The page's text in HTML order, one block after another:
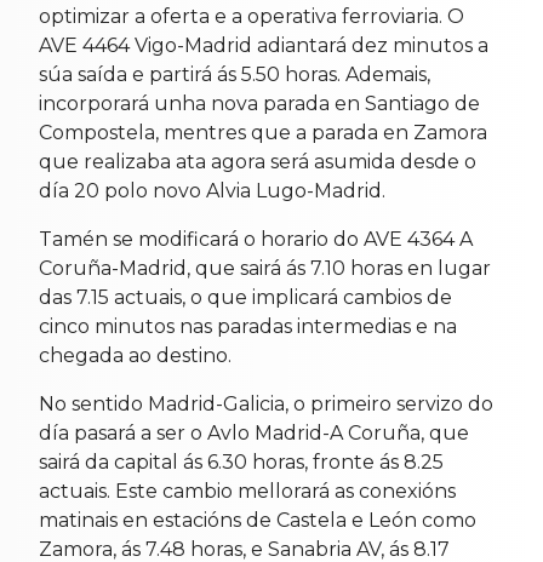
optimizar a oferta e a operativa ferroviaria. O
AVE 4464 Vigo-Madrid adiantará dez minutos a
súa saída e partirá ás 5.50 horas. Ademais,
incorporará unha nova parada en Santiago de
Compostela, mentres que a parada en Zamora
que realizaba ata agora será asumida desde o
día 20 polo novo Alvia Lugo-Madrid.
Tamén se modificará o horario do AVE 4364 A
Coruña-Madrid, que sairá ás 7.10 horas en lugar
das 7.15 actuais, o que implicará cambios de
cinco minutos nas paradas intermedias e na
chegada ao destino.
No sentido Madrid-Galicia, o primeiro servizo do
día pasará a ser o Avlo Madrid-A Coruña, que
sairá da capital ás 6.30 horas, fronte ás 8.25
actuais. Este cambio mellorará as conexións
matinais en estacións de Castela e León como
Zamora, ás 7.48 horas, e Sanabria AV, ás 8.17